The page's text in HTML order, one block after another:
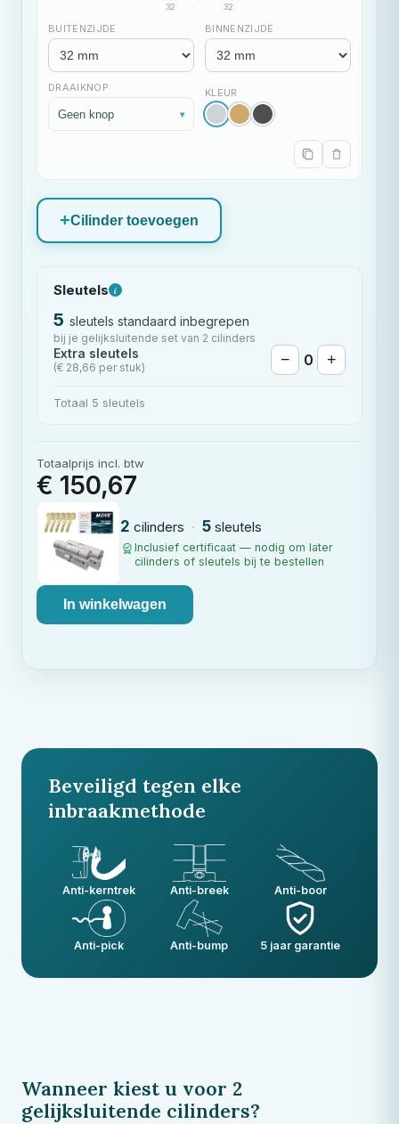
32 32
BUITENZIJDE BINNENZIJDE
DRAAIKNOP
Geen knop ▾
KLEUR
Cilinder toevoegen
Sleutels i
5 sleutels standaard inbegrepen
bij je gelijksluitende set van 2 cilinders
Extra sleutels
(€ 28,66 per stuk) − 0 +
Totaal 5 sleutels
Totaalprijs incl. btw
€ 150,67
2 cilinders · 5 sleutels
Inclusief certificaat — nodig om later
cilinders of sleutels bij te bestellen
In winkelwagen
Beveiligd tegen elke
inbraakmethode
Anti-kerntrek Anti-breek Anti-boor
Anti-pick Anti-bump 5 jaar garantie
Wanneer kiest u voor 2
gelijksluitende cilinders?